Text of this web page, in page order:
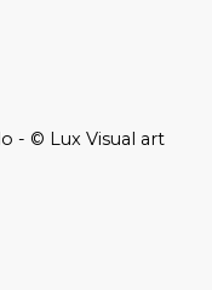
- © Lux Visual art